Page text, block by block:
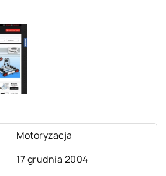
Motoryzacja
17 grudnia 2004